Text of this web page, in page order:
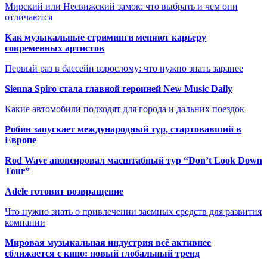
Мирский или Несвижский замок: что выбрать и чем они
отличаются
Как музыкальные стриминги меняют карьеру
современных артистов
Первый раз в бассейн взрослому: что нужно знать заранее
Sienna Spiro стала главной героиней New Music Daily
Какие автомобили подходят для города и дальних поездок
Робин запускает международный тур, стартовавший в
Европе
Rod Wave анонсировал масштабный тур “Don’t Look Down
Tour”
Adele готовит возвращение
Что нужно знать о привлечении заемных средств для развития
компании
Мировая музыкальная индустрия всё активнее
сближается с кино: новый глобальный тренд